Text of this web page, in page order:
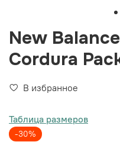
New
Cordura
В избранное
Таблица размеров
-30%